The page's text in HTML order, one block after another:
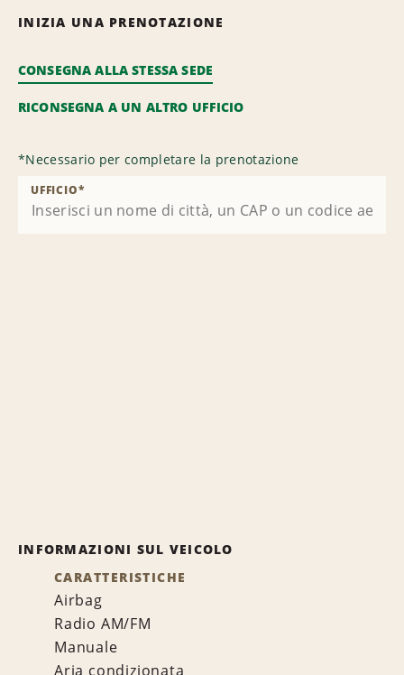
INIZIA UNA PRENOTAZIONE
CONSEGNA ALLA STESSA SEDE
RICONSEGNA A UN ALTRO UFFICIO
*Necessario per completare la prenotazione
UFFICIO*
INFORMAZIONI SUL VEICOLO
CARATTERISTICHE
Airbag
Radio AM/FM
Manuale
Aria condizionata